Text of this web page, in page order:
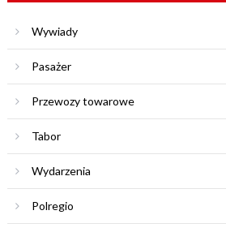
Wywiady
Pasażer
Przewozy towarowe
Tabor
Wydarzenia
Polregio